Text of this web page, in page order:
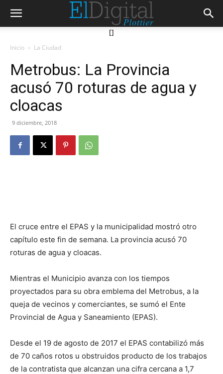
[]
Inicio La Ciudad
Metrobus: La Provincia
acusó 70 roturas de agua y
cloacas
9 diciembre, 2018
El cruce entre el EPAS y la municipalidad mostró otro
capítulo este fin de semana. La provincia acusó 70
roturas de agua y cloacas.
Mientras el Municipio avanza con los tiempos
proyectados para su obra emblema del Metrobus, a la
queja de vecinos y comerciantes, se sumó el Ente
Provincial de Agua y Saneamiento (EPAS).
Desde el 19 de agosto de 2017 el EPAS contabilizó más
de 70 caños rotos u obstruidos producto de los trabajos
de la contratista que alcanzan una cifra cercana a 1,7